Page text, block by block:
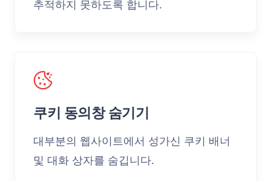
추적하지 못하도록 합니다.
쿠키 동의창 숨기기
대부분의 웹사이트에서 성가신 쿠키 배너
및 대화 상자를 숨깁니다.